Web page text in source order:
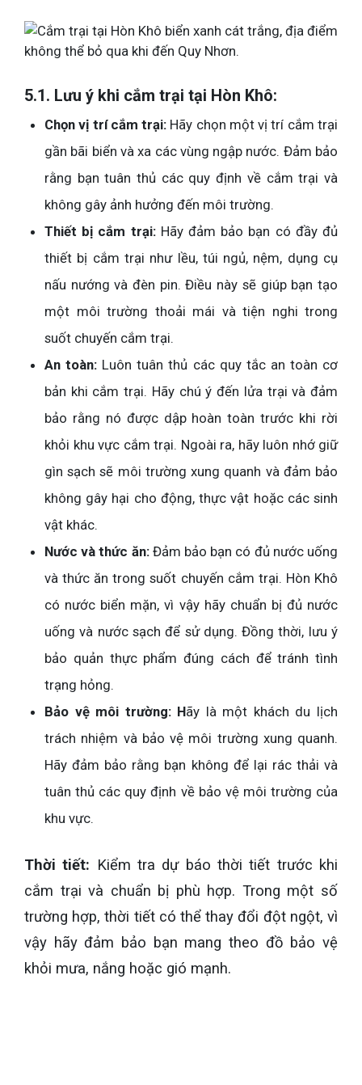
5.1. Lưu ý khi cắm trại tại Hòn Khô:
Chọn vị trí cắm trại: Hãy chọn một vị trí cắm trại
gần bãi biển và xa các vùng ngập nước. Đảm bảo
rằng bạn tuân thủ các quy định về cắm trại và
không gây ảnh hưởng đến môi trường.
Thiết bị cắm trại: Hãy đảm bảo bạn có đầy đủ
thiết bị cắm trại như lều, túi ngủ, nệm, dụng cụ
nấu nướng và đèn pin. Điều này sẽ giúp bạn tạo
một môi trường thoải mái và tiện nghi trong
suốt chuyến cắm trại.
An toàn: Luôn tuân thủ các quy tắc an toàn cơ
bản khi cắm trại. Hãy chú ý đến lửa trại và đảm
bảo rằng nó được dập hoàn toàn trước khi rời
khỏi khu vực cắm trại. Ngoài ra, hãy luôn nhớ giữ
gìn sạch sẽ môi trường xung quanh và đảm bảo
không gây hại cho động, thực vật hoặc các sinh
vật khác.
Nước và thức ăn:Đảm bảo bạn có đủ nước uống
và thức ăn trong suốt chuyến cắm trại. Hòn Khô
có nước biển mặn, vì vậy hãy chuẩn bị đủ nước
uống và nước sạch để sử dụng. Đồng thời, lưu ý
bảo quản thực phẩm đúng cách để tránh tình
trạng hỏng.
Bảo vệ môi trường: Hãy là một khách du lịch
trách nhiệm và bảo vệ môi trường xung quanh.
Hãy đảm bảo rằng bạn không để lại rác thải và
tuân thủ các quy định về bảo vệ môi trường của
khu vực.
Thời tiết: Kiểm tra dự báo thời tiết trước khi
cắm trại và chuẩn bị phù hợp. Trong một số
trường hợp, thời tiết có thể thay đổi đột ngột, vì
vậy hãy đảm bảo bạn mang theo đồ bảo vệ
khỏi mưa, nắng hoặc gió mạnh.